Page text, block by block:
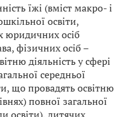
їжі (вміст макро- і
освіти,
юридичних осіб
фізичних осіб –
діяльність у сфері
середньої
що провадять освітню
повної загальної